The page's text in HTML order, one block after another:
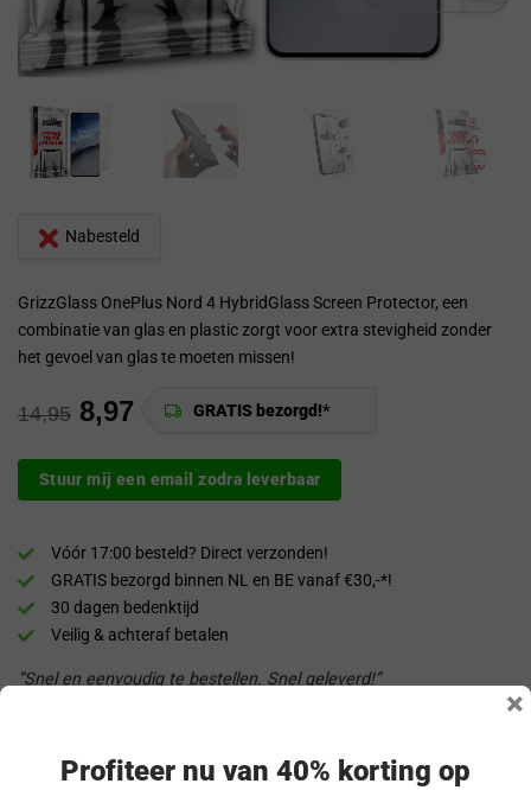
Nabesteld
GrizzGlass OnePlus Nord 4 HybridGlass Screen Protector, een
combinatie van glas en plastic zorgt voor extra stevigheid zonder
het gevoel van glas te moeten missen!
GRATIS bezorgd!*
14,95 8,97
Stuur mij een email zodra leverbaar
Vóór 17:00 besteld? Direct verzonden!
GRATIS bezorgd binnen NL en BE vanaf €30,-*!
30 dagen bedenktijd
Veilig & achteraf betalen
“Snel en eenvoudig te bestellen. Snel geleverd!”
Productomschrijving
Profiteer nu van 40% korting op
×